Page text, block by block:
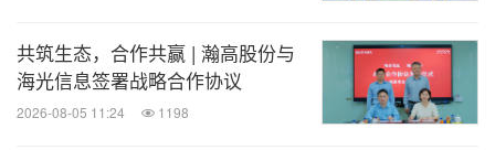
共筑生态，合作共赢 | 瀚高股份与
海光信息签署战略合作协议
2026-08-05 11:24 1198